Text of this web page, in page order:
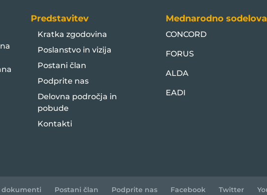
Predstavitev
Kratka zgodovina
Poslanstvo in vizija
Postani član
Podprite nas
Delovna področja in
pobude
Kontakti
Mednarodno
CONCORD
FORUS
ALDA
EADI
dokumenti Postani član Podprite nas Facebook Twitter